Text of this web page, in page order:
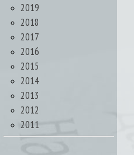
2019
2018
2017
2016
2015
2014
2013
2012
2011